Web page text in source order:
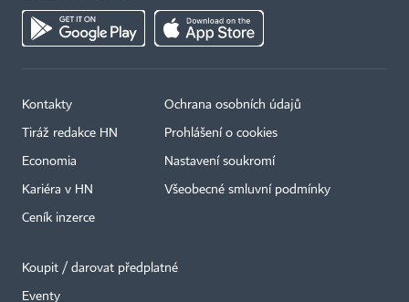
Kontakty
Tiráž redakce HN
Economia
Kariéra v HN
Ceník inzerce
Ochrana osobních údajů
Prohlášení o cookies
Nastavení soukromí
Všeobecné smluvní podmínky
Koupit / darovat předplatné
Eventy